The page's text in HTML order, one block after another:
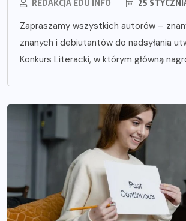
REDAKCJA EDU INFO 25
Zapraszamy wszystkich autorów –
znanych i debiutantów do nadsyłania
Konkurs Literacki, w którym główną